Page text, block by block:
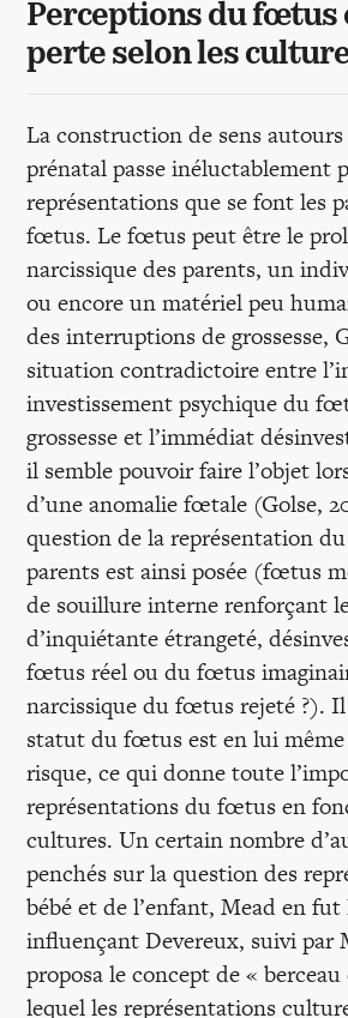
Perceptions du fœtus
perte selon les
La construction de sens
prénatal passe inéluctablement
représentations que se font les
fœtus. Le fœtus peut être le
narcissique des parents, un
ou encore un matériel peu
des interruptions de grossesse,
situation contradictoire entre
investissement psychique du
grossesse et l’immédiat
il semble pouvoir faire l’objet
d’une anomalie fœtale (Golse,
question de la représentation
parents est ainsi posée (fœtus
de souillure interne renforçant
d’inquiétante étrangeté,
fœtus réel ou du fœtus
narcissique du fœtus rejeté ?). Il
statut du fœtus est en lui
risque, ce qui donne toute
représentations du fœtus en
cultures. Un certain nombre
penchés sur la question des
bébé et de l’enfant, Mead en
influençant Devereux, suivi par
proposa le concept de «
lequel les représentations